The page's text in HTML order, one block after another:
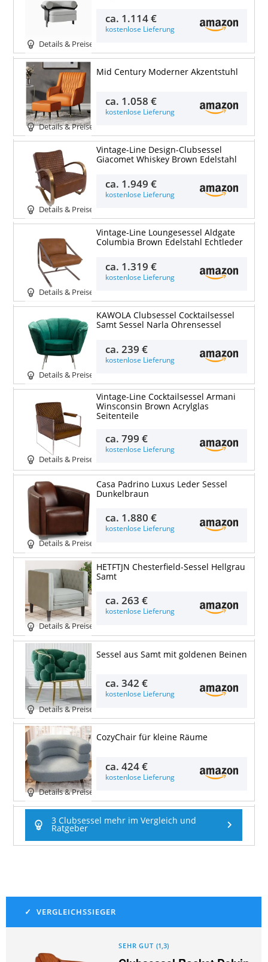
Details & Preise
ca. 1.114 €
kostenlose Lieferung
Details & Preise
Mid Century Moderner Akzentstuhl
ca. 1.058 €
kostenlose Lieferung
Details & Preise
Vintage-Line Design-Clubsessel
Giacomet Whiskey Brown Edelstahl
ca. 1.949 €
kostenlose Lieferung
Details & Preise
Vintage-Line Loungesessel Aldgate
Columbia Brown Edelstahl Echtleder
ca. 1.319 €
kostenlose Lieferung
Details & Preise
KAWOLA Clubsessel Cocktailsessel
Samt Sessel Narla Ohrensessel
ca.239 €
kostenlose Lieferung
Details & Preise
Vintage-Line Cocktailsessel Armani
Winsconsin Brown Acrylglas
Seitenteile
ca.799 €
kostenlose Lieferung
Details & Preise
Casa Padrino Luxus Leder Sessel
Dunkelbraun
ca. 1.880 €
kostenlose Lieferung
Details & Preise
HETFTJN Chesterfield-Sessel Hellgrau
Samt
ca.263 €
kostenlose Lieferung
Details & Preise
Sessel aus Samt mit goldenen Beinen
ca.342 €
kostenlose Lieferung
Details & Preise
CozyChair für kleine Räume
ca.424 €
kostenlose Lieferung
3 Clubsessel mehr im Vergleich und
Ratgeber
SEHR GUT (1,3)